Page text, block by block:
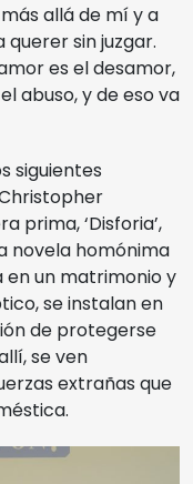
allá de mí y a
sin juzgar.
es el desamor,
abuso, y de eso va
siguientes
prima, ‘Disforia’,
novela homónima
en un matrimonio y
se instalan en
de protegerse
se ven
extrañas que